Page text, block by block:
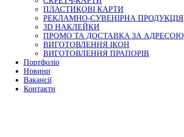
ПЛАСТИКОВІ КАРТИ
РЕКЛАМНО-СУВЕНІРНА ПРОДУКЦІЯ
3D НАКЛЕЙКИ
ПРОМО ТА ДОСТАВКА ЗА АДРЕСОЮ
ВИГОТОВЛЕННЯ ІКОН
ВИГОТОВЛЕННЯ ПРАПОРІВ
Портфоліо
Новини
Вакансії
Контакти